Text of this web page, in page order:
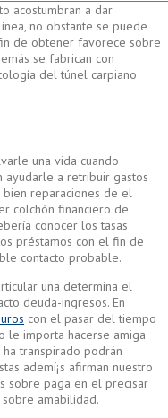
acostumbran a dar
no obstante se puede
de obtener favorece sobre
se fabrican con
del túnel carpiano
una vida cuando
ayudarle a retribuir gastos
reparaciones de el
colchón financiero de
conocer los tasas
préstamos con el fin de
contacto probable.
una determina el
deuda-ingresos. En
con el pasar del tiempo
le importa hacerse amiga
transpirado podrán
ademí¡s afirman nuestro
sobre paga en el precisar
amabilidad.